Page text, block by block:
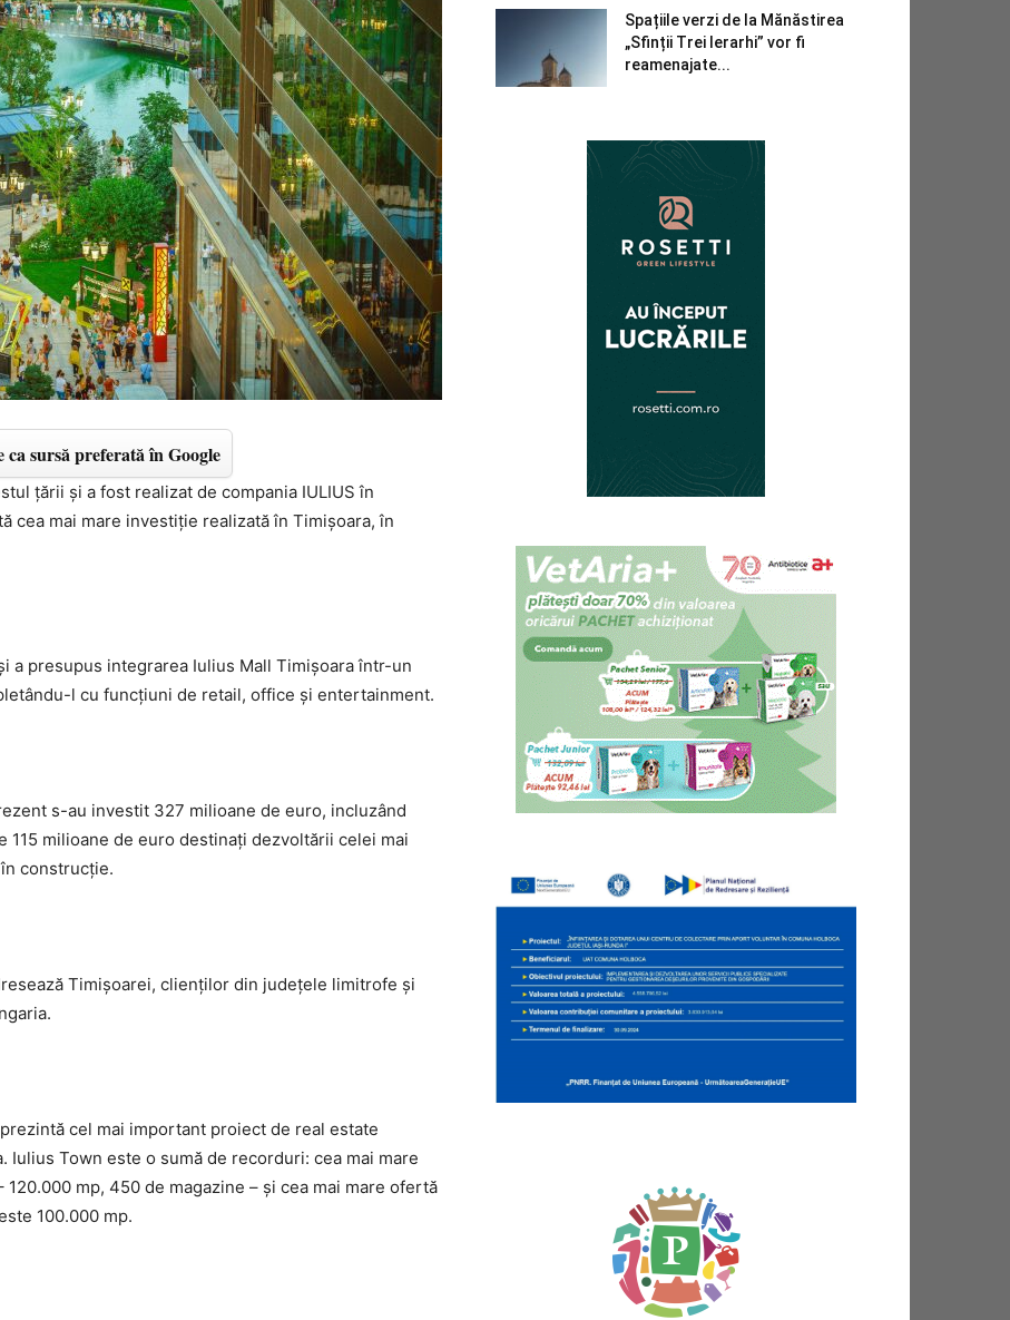
ca sursă preferată în Google
ţării şi a fost realizat de compania IULIUS în
cea mai mare investiţie realizată în Timişoara, în
a presupus integrarea Iulius Mall Timişoara într-un
l cu funcţiuni de retail, office şi entertainment.
s-au investit 327 milioane de euro, incluzând
115 milioane de euro destinaţi dezvoltării celei mai
construcţie.
Timişoarei, clienţilor din judeţele limitrofe şi
cel mai important proiect de real estate
Iulius Town este o sumă de recorduri: cea mai mare
mp, 450 de magazine – și cea mai mare ofertă
100.000 mp.
Spațiile verzi de la Mănăstirea
„Sfinții Trei Ierarhi” vor fi
reamenajate...